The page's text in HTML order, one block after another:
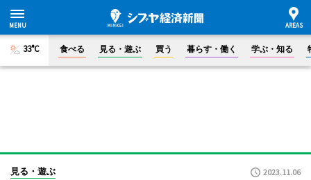
33°C 食べる 見る・遊ぶ 買う 暮らす・働く 学ぶ・知る
見る・遊ぶ 2023.11.06